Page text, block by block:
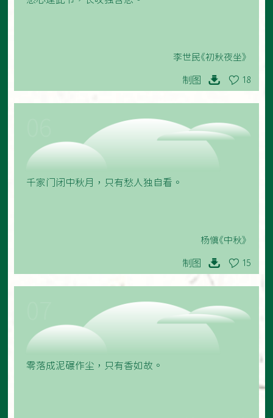
李世民《初秋夜坐》
制图 18
千家门闭中秋月，只有愁人独自看。
杨慎《中秋》
制图 15
零落成泥碾作尘，只有香如故。